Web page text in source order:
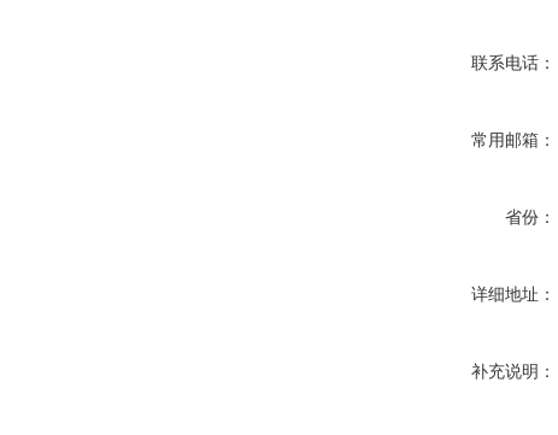
联系电话：
常用邮箱：
省份：
详细地址：
补充说明：